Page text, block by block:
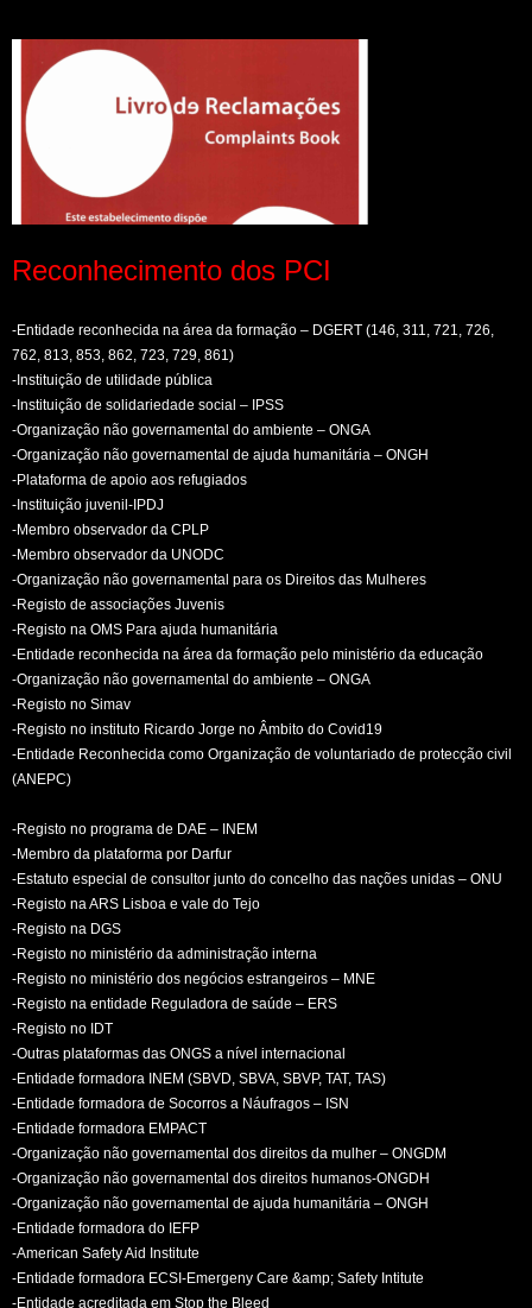
Reconhecimento dos PCI
-Entidade reconhecida na área da formação – DGERT (146, 311, 721, 726,
762, 813, 853, 862, 723, 729, 861)
-Instituição de utilidade pública
-Instituição de solidariedade social – IPSS
-Organização não governamental do ambiente – ONGA
-Organização não governamental de ajuda humanitária – ONGH
-Plataforma de apoio aos refugiados
-Instituição juvenil-IPDJ
-Membro observador da CPLP
-Membro observador da UNODC
-Organização não governamental para os Direitos das Mulheres
-Registo de associações Juvenis
-Registo na OMS Para ajuda humanitária
-Entidade reconhecida na área da formação pelo ministério da educação
-Organização não governamental do ambiente – ONGA
-Registo no Simav
-Registo no instituto Ricardo Jorge no Âmbito do Covid19
-Entidade Reconhecida como Organização de voluntariado de protecção civil
(ANEPC)
-Registo no programa de DAE – INEM
-Membro da plataforma por Darfur
-Estatuto especial de consultor junto do concelho das nações unidas – ONU
-Registo na ARS Lisboa e vale do Tejo
-Registo na DGS
-Registo no ministério da administração interna
-Registo no ministério dos negócios estrangeiros – MNE
-Registo na entidade Reguladora de saúde – ERS
-Registo no IDT
-Outras plataformas das ONGS a nível internacional
-Entidade formadora INEM (SBVD, SBVA, SBVP, TAT, TAS)
-Entidade formadora de Socorros a Náufragos – ISN
-Entidade formadora EMPACT
-Organização não governamental dos direitos da mulher – ONGDM
-Organização não governamental dos direitos humanos-ONGDH
-Organização não governamental de ajuda humanitária – ONGH
-Entidade formadora do IEFP
-American Safety Aid Institute
-Entidade formadora ECSI-Emergeny Care &amp; Safety Intitute
-Entidade acreditada em Stop the Bleed